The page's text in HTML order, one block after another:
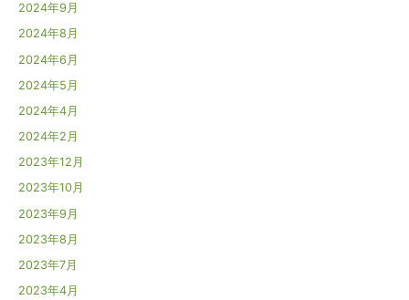
2024年9月
2024年8月
2024年6月
2024年5月
2024年4月
2024年2月
2023年12月
2023年10月
2023年9月
2023年8月
2023年7月
2023年4月